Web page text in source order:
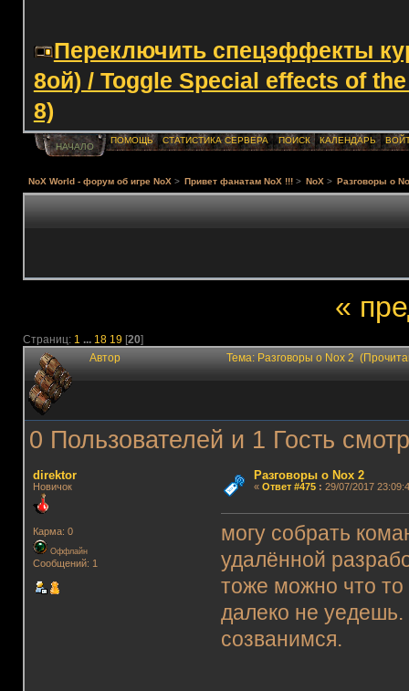
Переключить спецэффекты
8ой) / Toggle Special effects of
8)
НАЧАЛО
ПОМОЩЬ СТАТИСТИКА СЕРВЕРА ПОИСК КАЛЕНДАРЬ
NoX World - форум об игре NoX > Привет фанатам NoX !!! > NoX > Разговоры о
«
Страниц: 1 ... 18 19[20]
Автор Тема: Разговоры о Nox 2
0 Пользователей и 1 Гость
direktor
Новичок
Карма: 0
Оффлайн
Сообщений: 1
Разговоры о Nox 2
« Ответ #475: 29/07/2017
могу собрать
удалённой
тоже можно что то
далеко не уедешь.
созванимся.